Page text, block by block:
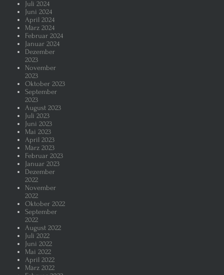
Juli 2024
Juni 2024
April 2024
März 2024
Februar 2024
Januar 2024
Dezember
2023
November
2023
Oktober 2023
September
2023
August 2023
Juli 2023
Juni 2023
Mai 2023
April 2023
März 2023
Februar 2023
Januar 2023
Dezember
2022
November
2022
Oktober 2022
September
2022
August 2022
Juli 2022
Juni 2022
Mai 2022
April 2022
März 2022